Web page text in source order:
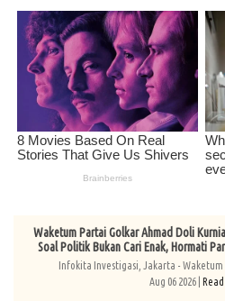
Waketum Partai Golkar Ahmad Doli
Soal Politik Bukan Cari Enak, Hormati
Infokita Investigasi, Jakarta - Waketum
Aug 06 2026 |